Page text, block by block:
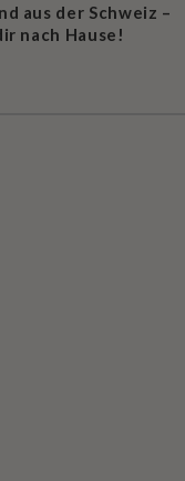
aus der Schweiz –
nach Hause!